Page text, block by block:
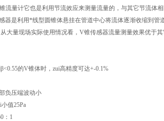
流量计它也是利用节流效应来测量流量的，与其它节流体
器是利用*线型圆锥体悬挂在管道中心将流体逐渐收缩到管
大量现场实际使用情况看，V锥传感器流量测量效果优于
的V锥体时，zui高精度可达+-0.1%
负压端波动小
值25Pa
：1